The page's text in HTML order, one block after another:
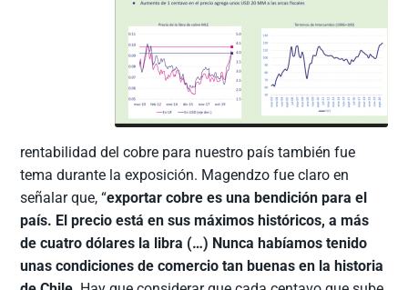
rentabilidad del cobre para nuestro país también fue
tema durante la exposición. Magendzo fue claro en
señalar que, “exportar cobre es una bendición para el
país. El precio está en sus máximos históricos, a más
de cuatro dólares la libra (…) Nunca habíamos tenido
unas condiciones de comercio tan buenas en la historia